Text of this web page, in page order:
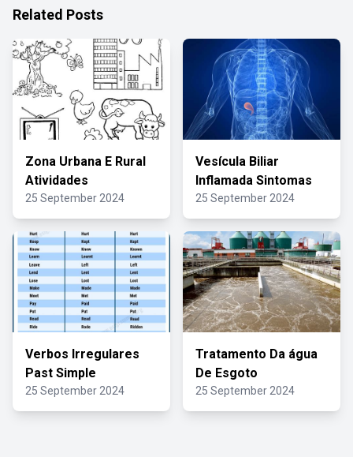
Related Posts
Zona Urbana E Rural
Atividades
25 September 2024
Vesícula Biliar
Inflamada Sintomas
25 September 2024
Verbos Irregulares
Past Simple
25 September 2024
Tratamento Da água
De Esgoto
25 September 2024